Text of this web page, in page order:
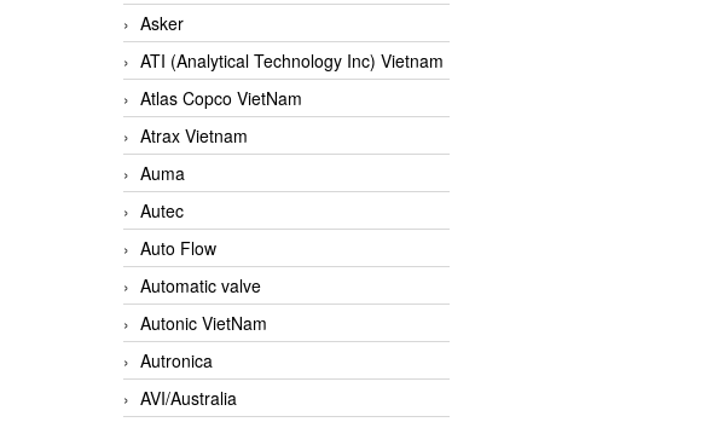
Asker
ATI (Analytical Technology Inc) Vietnam
Atlas Copco VietNam
Atrax Vietnam
Auma
Autec
Auto Flow
Automatic valve
Autonic VietNam
Autronica
AVI/Australia